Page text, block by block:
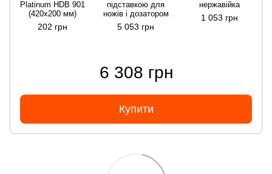
Platinum HDB 901
(420x200 мм)
202 грн
підставкою для
ножів і дозатором
5 053 грн
нержавійка
1 053 грн
6 308 грн
Купити